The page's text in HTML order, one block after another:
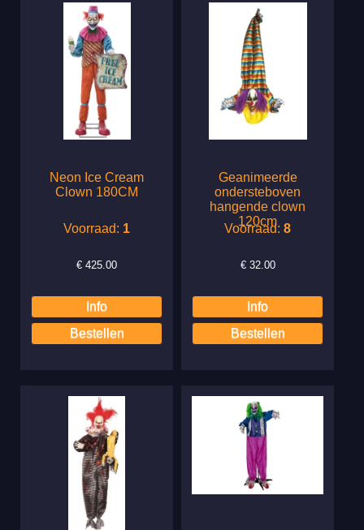
Neon Ice Cream
Clown 180CM
Voorraad: 1
€425.00
Geanimeerde
ondersteboven
hangende clown
120cm
Voorraad:8
€ 32.00